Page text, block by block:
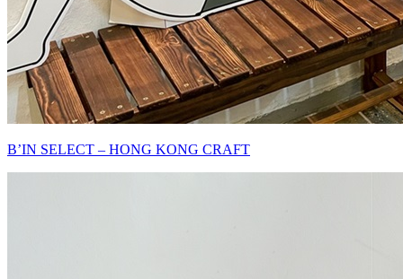
B’IN SELECT – HONG KONG CRAFT